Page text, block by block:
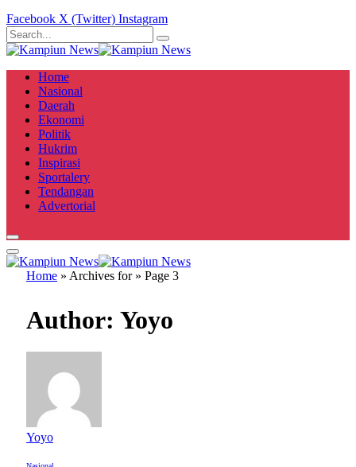
Facebook X (Twitter) Instagram
Home
Nasional
Daerah
Ekonomi
Politik
Hukrim
Inspirasi
Sportalery
Tendangan
Advertorial
Home » Archives for» Page 3
Author: Yoyo
Yoyo